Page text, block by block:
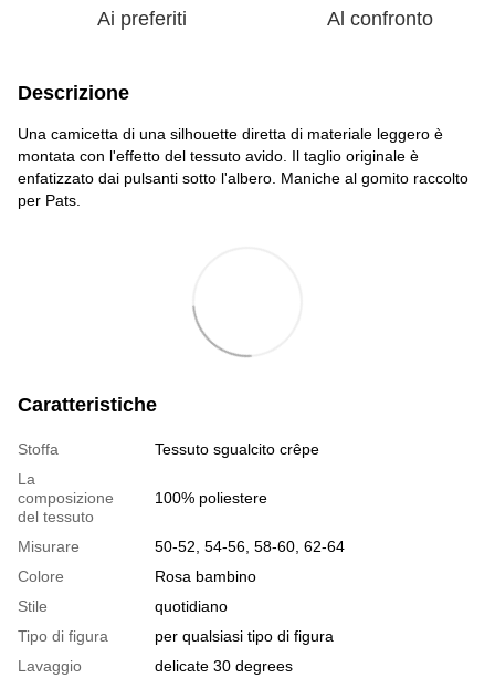
Ai preferiti Al confronto
Descrizione
Una camicetta di una silhouette diretta di materiale leggero è
montata con l'effetto del tessuto avido. Il taglio originale è
enfatizzato dai pulsanti sotto l'albero. Maniche al gomito raccolto
per Pats.
Caratteristiche
Stoffa
Tessuto sgualcito crêpe
La
composizione
del tessuto
100% poliestere
Misurare
50-52, 54-56, 58-60, 62-64
Colore
Rosa bambino
Stile
quotidiano
Tipo di figura
per qualsiasi tipo di figura
Lavaggio
delicate 30 degrees